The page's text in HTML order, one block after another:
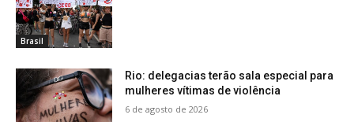
Brasil
Rio: delegacias terão sala especial para
mulheres vítimas de violência
6 de agosto de 2026